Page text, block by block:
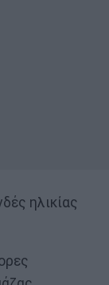
ηλικίας